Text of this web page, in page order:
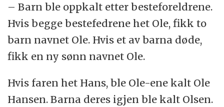
– Barn ble oppkalt etter besteforeldrene.
Hvis begge bestefedrene het Ole, fikk to
barn navnet Ole. Hvis et av barna døde,
fikk en ny sønn navnet Ole.
Hvis faren het Hans, ble Ole-ene kalt Ole
Hansen. Barna deres igjen ble kalt Olsen.